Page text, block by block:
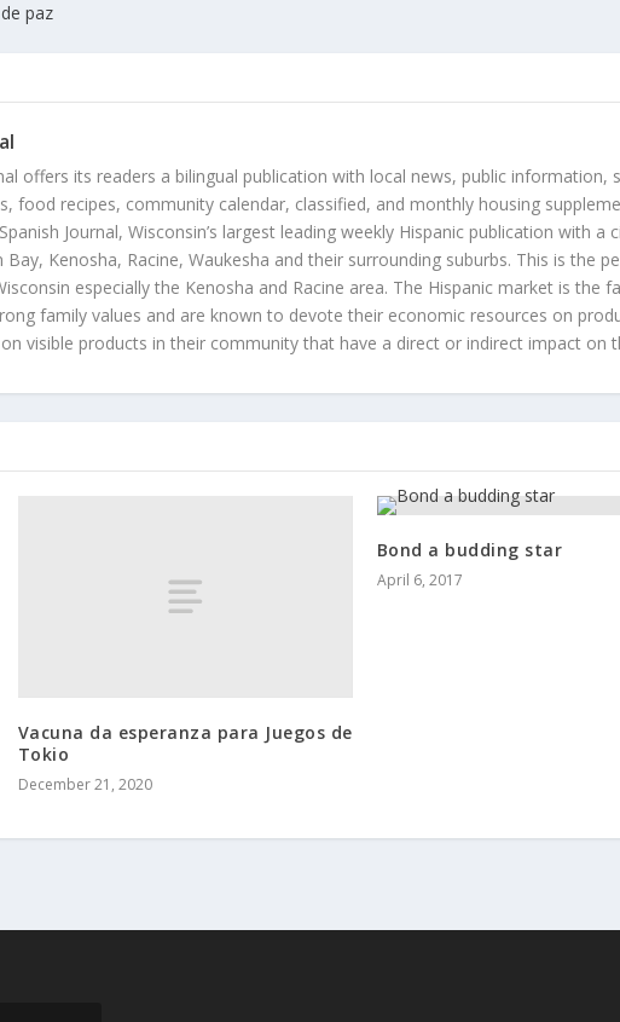
paz
offers its readers a bilingual publication with local news, public information,
food recipes, community calendar, classified, and monthly housing
Journal, Wisconsin’s largest leading weekly Hispanic publication with
Bay, Kenosha, Racine, Waukesha and their surrounding suburbs. This is the
especially the Kenosha and Racine area. The Hispanic market is
family values and are known to devote their economic resources on
visible products in their community that have a direct or indirect impact on
Vacuna da esperanza para Juegos de
Tokio
December 21, 2020
Bond a budding star
April 6, 2017